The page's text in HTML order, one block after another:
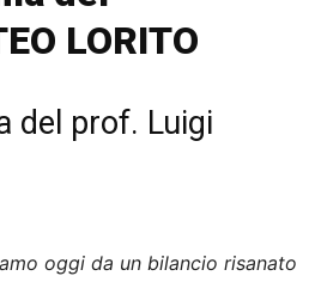
LORITO
del prof. Luigi
oggi da un bilancio risanato